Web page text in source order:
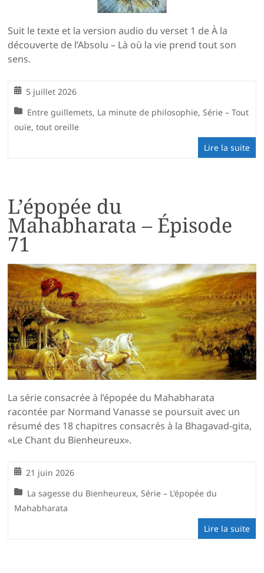
Suit le texte et la version audio du verset 1 de À la
découverte de l’Absolu – Là où la vie prend tout son
sens.
5 juillet 2026
Entre guillemets, La minute de philosophie,Série – Tout
ouïe, tout oreille
Lire la suite
L’épopée du
Mahabharata – Épisode
71
La série consacrée à l’épopée du Mahabharata
racontée par Normand Vanasse se poursuit avec un
résumé des 18 chapitres consacrés à la Bhagavad-gita,
«Le Chant du Bienheureux».
21 juin 2026
La sagesse du Bienheureux,Série – L'épopée du
Mahabharata
Lire la suite